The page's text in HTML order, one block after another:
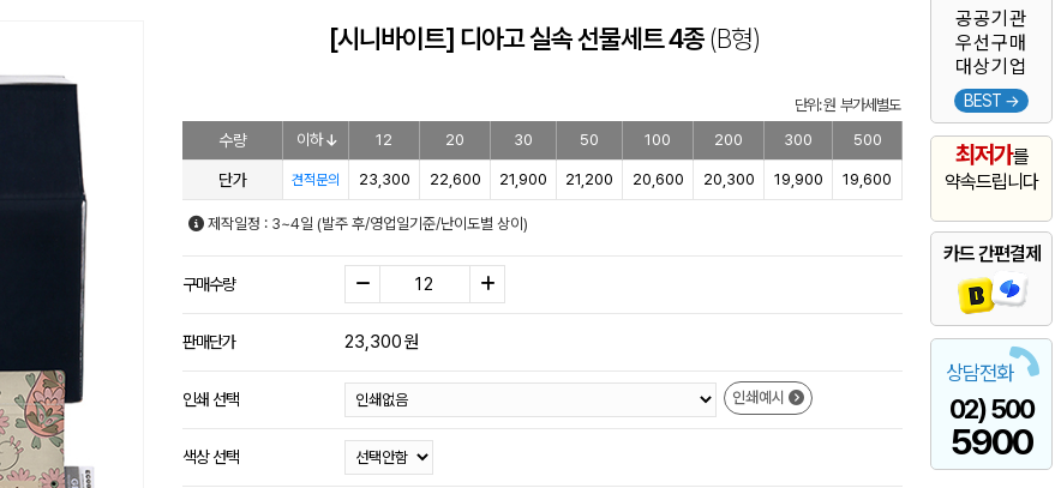
공공기관
우선구매
대상기업
BEST →
최저가를
약속드립니다
카드 간편결제
상담전화
02) 500
5900
[시니바이트] 디아고 실속 선물세트 4종(B형)
단위: 원 부가세별도
수량 이하 12 20 30 50 100 200 300 500
단가 견적문의 23,300 22,600 21,900 21,200 20,600 20,300 19,900 19,600
제작일정 : 3~4일 (발주 후/영업일기준/난이도별 상이)
구매수량
판매단가 23,300원
인쇄 선택 인쇄예시
색상 선택